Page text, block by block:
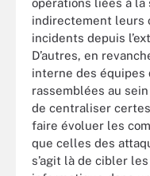
indirectement leurs
incidents depuis
D’autres, en
interne des équipes
rassemblées au
de centraliser
faire évoluer les
que celles des
s’agit là de cibler